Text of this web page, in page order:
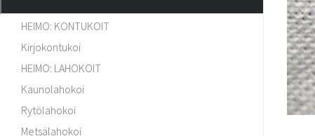
HEIMO: KONTUKOIT
Kirjokontukoi
HEIMO: LAHOKOIT
Kaunolahokoi
Rytölahokoi
Metsälahokoi